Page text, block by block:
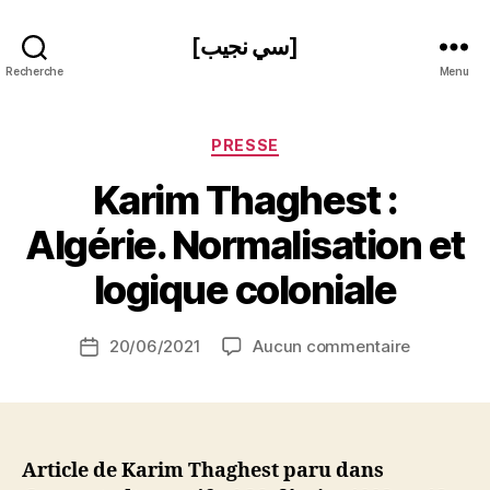
Recherche
[سي نجيب]
Menu
Catégories
PRESSE
Karim Thaghest :
Algérie. Normalisation et
logique coloniale
de
P
a
r
S
N
Date20/06/2021 Aucun commentairesur
Article de Karim Thaghest paru dans